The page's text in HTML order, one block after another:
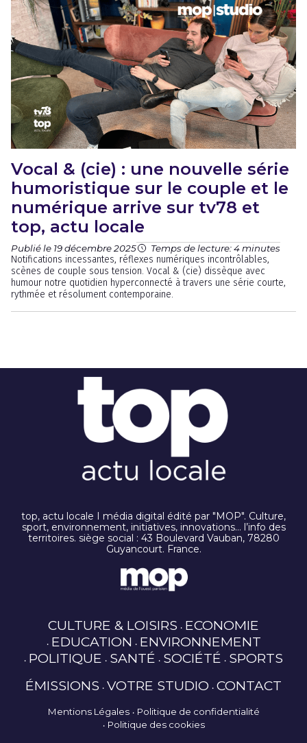
Vocal & (cie) : une nouvelle série
humoristique sur le couple et le
numérique arrive sur tv78 et
top, actu locale
Publié le 19 décembre 2025 Temps de lecture: 4 minutes
Notifications incessantes, réflexes numériques incontrôlables,
scènes de couple sous tension. Vocal & (cie) dissèque avec
humour notre quotidien hyperconnecté à travers une série courte,
rythmée et résolument contemporaine.
top, actu locale I média digital édité par "MOP". Culture,
sport, environnement, initiatives, innovations… l’info des
territoires. siège social : 43 Boulevard Vauban, 78280
Guyancourt. France.
CULTURE & LOISIRS ECONOMIE
EDUCATION ENVIRONNEMENT
POLITIQUE SANTÉ SOCIÉTÉ SPORTS
ÉMISSIONS VOTRE STUDIO CONTACT
Mentions Légales
Politique de confidentialité
Politique des cookies